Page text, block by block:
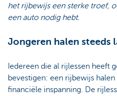
het rijbewijs een sterke troef,
een auto nodig hebt.
Jongeren halen steeds
Iedereen die al rijlessen heeft
bevestigen: een rijbewijs
financiële inspanning. De